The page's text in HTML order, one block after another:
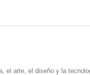
el arte, el diseño y la